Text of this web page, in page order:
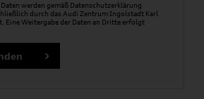
werden gemäß Datenschutzerklärung
durch das Audi Zentrum Ingolstadt Karl
Eine Weitergabe der Daten an Dritte erfolgt